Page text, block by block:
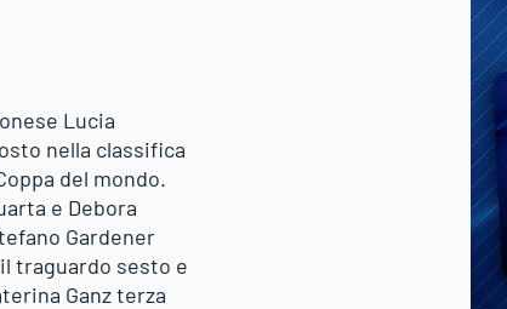
Lucia
nella classifica
del mondo.
e Debora
Gardener
traguardo sesto e
Ganz terza